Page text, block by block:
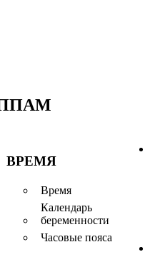
ВРЕМЯ
Время
Календарь
беременности
Часовые пояса